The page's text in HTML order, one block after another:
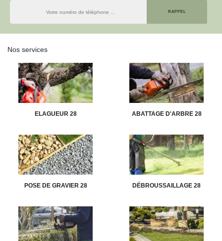
Nos services
ELAGUEUR 28 ABATTAGE D'ARBRE 28
POSE DE GRAVIER 28 DÉBROUSSAILLAGE 28